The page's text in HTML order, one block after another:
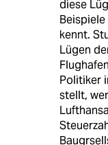
diese
kennt.
Lügen
Politiker
stellt,